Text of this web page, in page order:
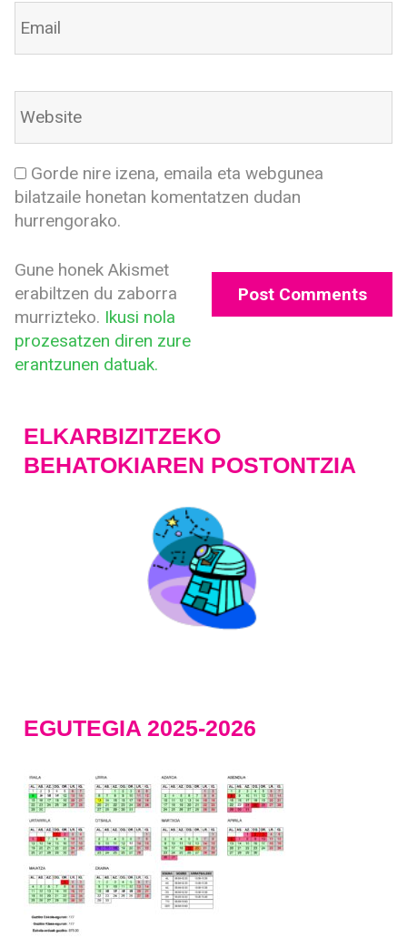
Gorde nire izena, emaila eta webgunea
bilatzaile honetan komentatzen dudan
hurrengorako.
Gune honek Akismet
erabiltzen du zaborra
murrizteko. Ikusi nola
prozesatzen diren zure
erantzunen datuak.
ELKARBIZITZEKO
BEHATOKIAREN POSTONTZIA
EGUTEGIA 2025-2026